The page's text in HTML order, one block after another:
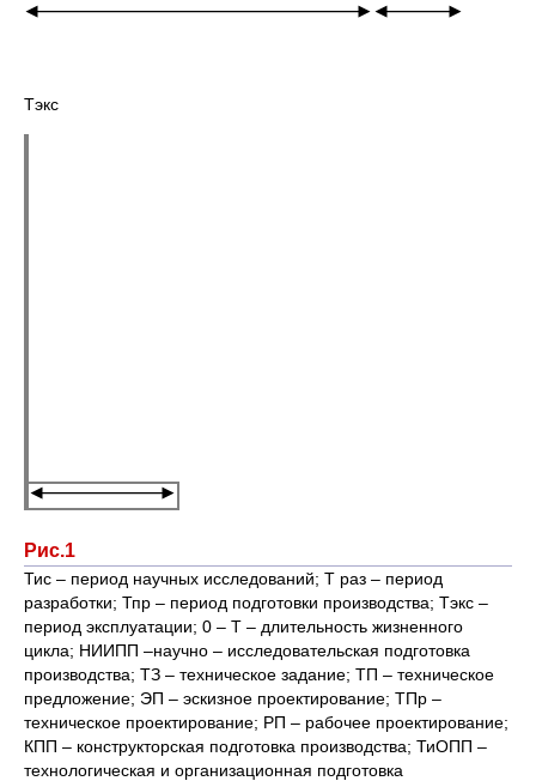
Тэкс
Рис.1
Тис – период научных исследований; Т раз – период
разработки; Тпр – период подготовки производства; Тэкс –
период эксплуатации; 0 – Т – длительность жизненного
цикла; НИИПП –научно – исследовательская подготовка
производства; ТЗ – техническое задание; ТП – техническое
предложение; ЭП – эскизное проектирование; ТПр –
техническое проектирование; РП – рабочее проектирование;
КПП – конструкторская подготовка производства; ТиОПП –
технологическая и организационная подготовка